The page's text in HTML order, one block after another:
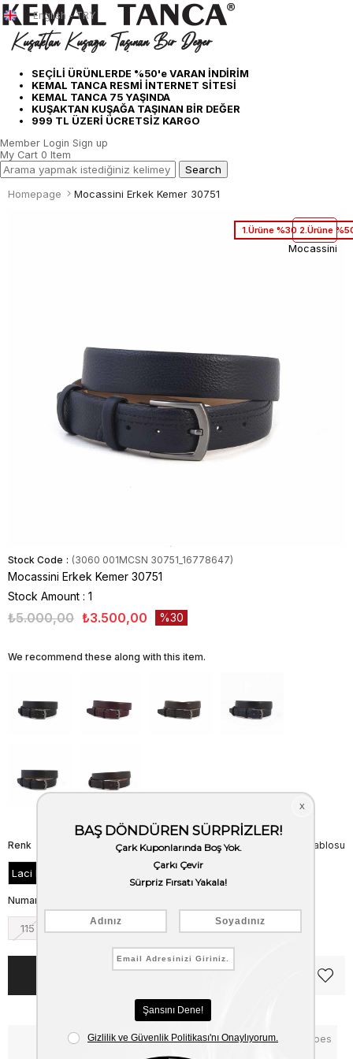
SEÇİLİ ÜRÜNLERDE %50'e VARAN İNDİRİM
KEMAL TANCA RESMİ İNTERNET SİTESİ
KEMAL TANCA 75 YAŞINDA
KUŞAKTAN KUŞAĞA TAŞINAN BİR DEĞER
999 TL ÜZERİ ÜCRETSİZ KARGO
English - TRY
Member Login Sign up
My Cart 0 Item
Homepage Mocassini Erkek Kemer 30751
1.Ürüne %30 2.Ürüne
Mocassini
Stock Code (3060 001MCSN 30751_16778647)
Mocassini Erkek Kemer 30751
Stock Amount : 1
₺5.000,00 ₺3.500,00 30
We recommend these along with this item.
Beden Tablosu
Renk
Laci Floter
Numara
115 125 135
Critical Stock
Notify me when the price goes